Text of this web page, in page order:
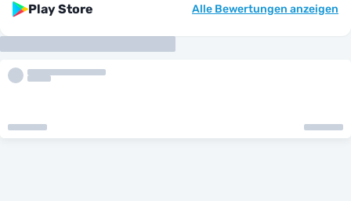
Play Store Alle Bewertungen anzeigen